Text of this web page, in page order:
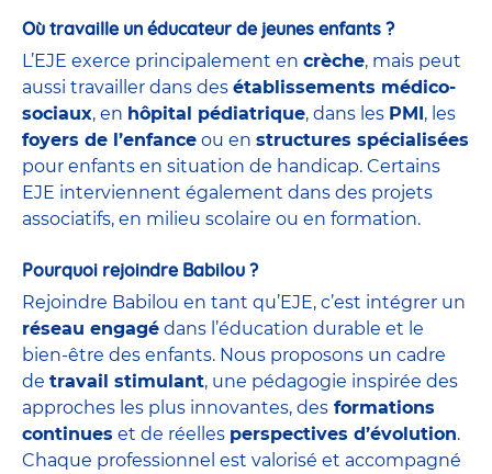
Où travaille un éducateur de jeunes enfants ?
L’EJE exerce principalement en crèche, mais peut
aussi travailler dans des établissements médico-
sociaux, en hôpital pédiatrique, dans les PMI, les
foyers de l’enfance ou en structures spécialisées
pour enfants en situation de handicap. Certains
EJE interviennent également dans des projets
associatifs, en milieu scolaire ou en formation.
Pourquoi rejoindre Babilou ?
Rejoindre Babilou en tant qu’EJE, c’est intégrer un
réseau engagé dans l’éducation durable et le
bien-être des enfants. Nous proposons un cadre
de travail stimulant, une pédagogie inspirée des
approches les plus innovantes, des formations
continues et de réelles perspectives d’évolution.
Chaque professionnel est valorisé et accompagné